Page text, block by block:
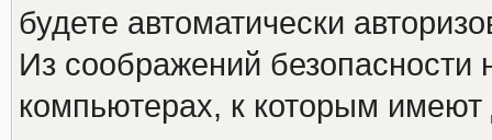
будете автоматически
Из соображений
компьютерах, к которым имеют